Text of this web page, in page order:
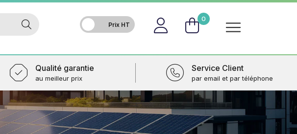
0
Qualité garantie
au meilleur prix
Service Client
par email et par téléphone